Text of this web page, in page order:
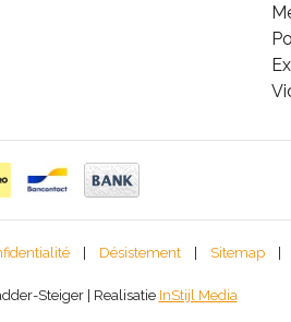
| Désistement | Sitemap |
Steiger | Realisatie InStijl Media